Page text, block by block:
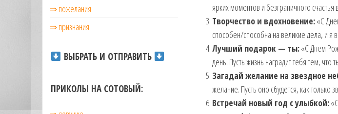
каждый день и
сообщения!
ярких моментов и безграничного
Творчество и вдохновение:«С
способен/способна на великие дела, и я
Лучший подарок — ты:«С Днем
день. Пусть жизнь наградит тебя тем, что
Загадай желание на звездное
желание. Пусть оно сбудется, как только
Встречай новый год с улыбкой:«С
⇒ пожелания
⇒ признания
ВЫБРАТЬ И ОТПРАВИТЬ
ПРИКОЛЫ НА СОТОВЫЙ: